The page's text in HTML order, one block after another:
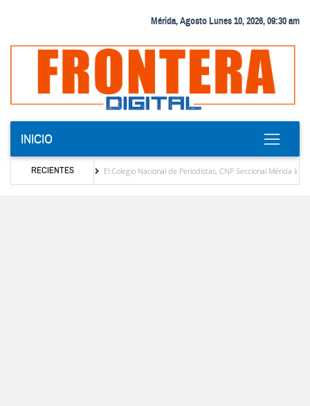
Mérida, Agosto Lunes 10, 2026, 09:30 am
INICIO
RECIENTES
tribunales
El Colegio Nacional de Periodistas, CNP Seccional Mérida